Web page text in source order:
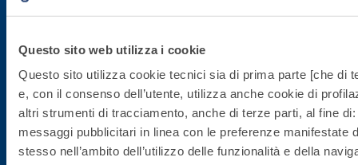
Questo sito web utilizza i cookie
Questo sito utilizza cookie tecnici sia di prima parte [che di
e, con il consenso dell’utente, utilizza anche cookie di
altri strumenti di tracciamento, anche di terze parti, al fine
messaggi pubblicitari in linea con le preferenze manifestate
stesso nell’ambito dell’utilizzo delle funzionalità e della
Rimani aggiornato con le ultime novità di Fassa Bortolo